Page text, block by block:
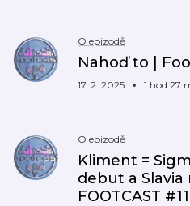
O epizodě
Nahoď to |
17. 2. 2025 1 hod 27
O epizodě
Kliment =
debut a Slavia
FOOTCAST